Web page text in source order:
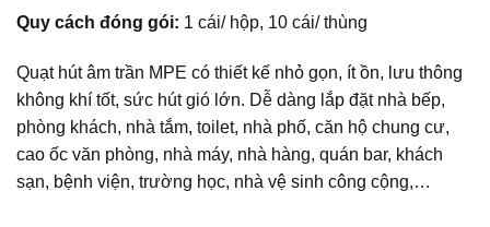
Quy cách đóng gói: 1 cái/ hộp, 10 cái/ thùng
Quạt hút âm trần MPE có thiết kế nhỏ gọn, ít ồn, lưu thông
không khí tốt, sức hút gió lớn. Dễ dàng lắp đặt nhà bếp,
phòng khách, nhà tắm, toilet, nhà phố, căn hộ chung cư,
cao ốc văn phòng, nhà máy, nhà hàng, quán bar, khách
sạn, bệnh viện, trường học, nhà vệ sinh công cộng,…